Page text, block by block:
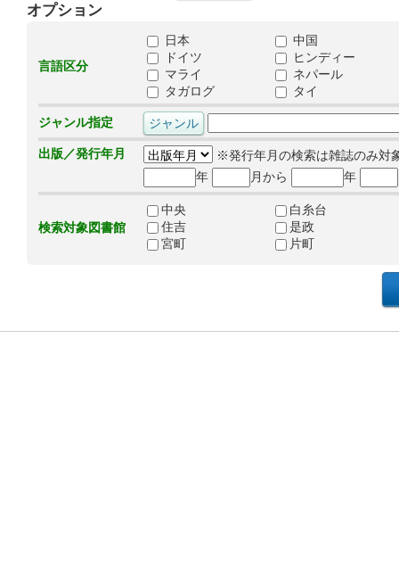
オプション
言語区分
日本
中国
ドイツ
ヒンディー
マライ
ネパール
タガログ
タイ
ジャンル指定
出版／発行年月
※発行年月の検索は雑誌のみ対
年
月から 年
検索対象図書館
中央
白糸台
住吉
是政
宮町
片町